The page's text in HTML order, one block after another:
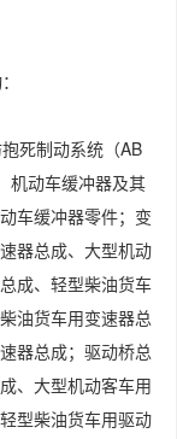
死制动系统（AB
机动车缓冲器及其
车缓冲器零件；变
器总成、大型机动
成、轻型柴油货车
油货车用变速器总
器总成；驱动桥总
、大型机动客车用
型柴油货车用驱动